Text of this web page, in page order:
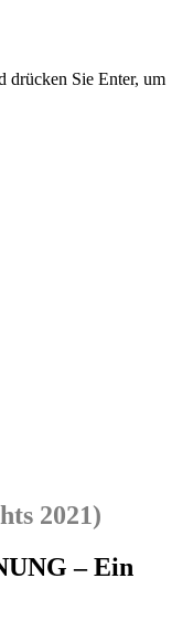
drücken Sie Enter, um
2021)
– Ein